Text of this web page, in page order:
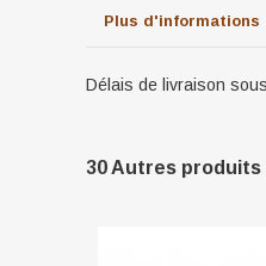
Plus d'informations
Délais de livraison
30 Autres produits